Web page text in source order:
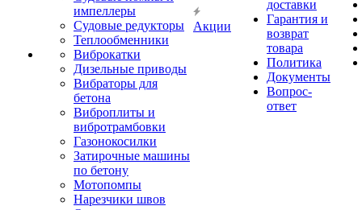
импеллеры
Судовые редукторы
Теплообменники
Виброкатки
Дизельные приводы
Вибраторы для
бетона
Виброплиты и
вибротрамбовки
Газонокосилки
Затирочные машины
по бетону
Мотопомпы
Нарезчики швов
Акции
доставки
Гарантия и
возврат
товара
Политика
Документы
Вопрос-
ответ